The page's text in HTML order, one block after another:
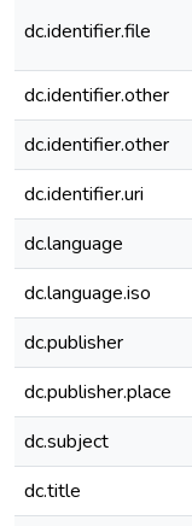
dc.identifier.file
dc.identifier.other
dc.identifier.other
dc.identifier.uri
dc.language
dc.language.iso
dc.publisher
dc.publisher.place
dc.subject
dc.title